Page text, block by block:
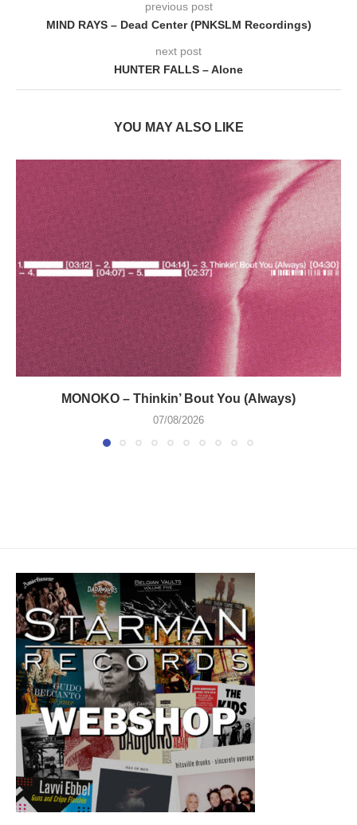
previous post
MIND RAYS – Dead Center (PNKSLM Recordings)
next post
HUNTER FALLS – Alone
YOU MAY ALSO LIKE
MONOKO – Thinkin’ Bout You (Always)
07/08/2026